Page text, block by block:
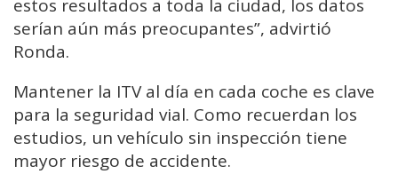
estos resultados a toda la ciudad, los datos
serían aún más preocupantes”, advirtió
Ronda.
Mantener la ITV al día en cada coche es clave
para la seguridad vial. Como recuerdan los
estudios, un vehículo sin inspección tiene
mayor riesgo de accidente.